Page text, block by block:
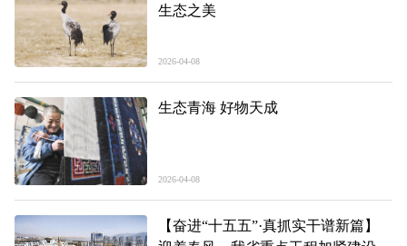
生态之美
2026-04-08
生态青海 好物天成
2026-04-08
【奋进“十五五”·真抓实干谱新篇】